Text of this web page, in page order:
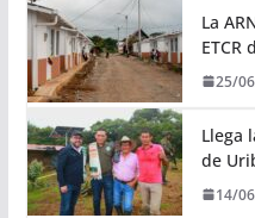
La
ETCR
25/
Llega
de
14/